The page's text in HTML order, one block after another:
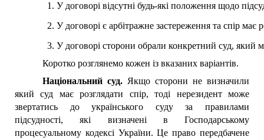
У договорі відсутні будь-які положення щодо
У договорі є арбітражне застереження та спір має
У договорі сторони обрали конкретний суд, який
Коротко розглянемо кожен із вказаних варіантів.
Національний суд. Якщо сторони не визначили
який суд має розглядати спір, тоді нерезидент може
звертатись до українського суду за правилами
підсудності, які визначені в Господарському
процесуальному кодексі України. Це право передбачене